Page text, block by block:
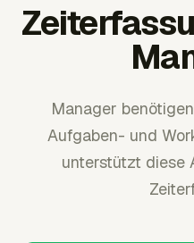
Manager
Aufgaben- und
unterstützt diese